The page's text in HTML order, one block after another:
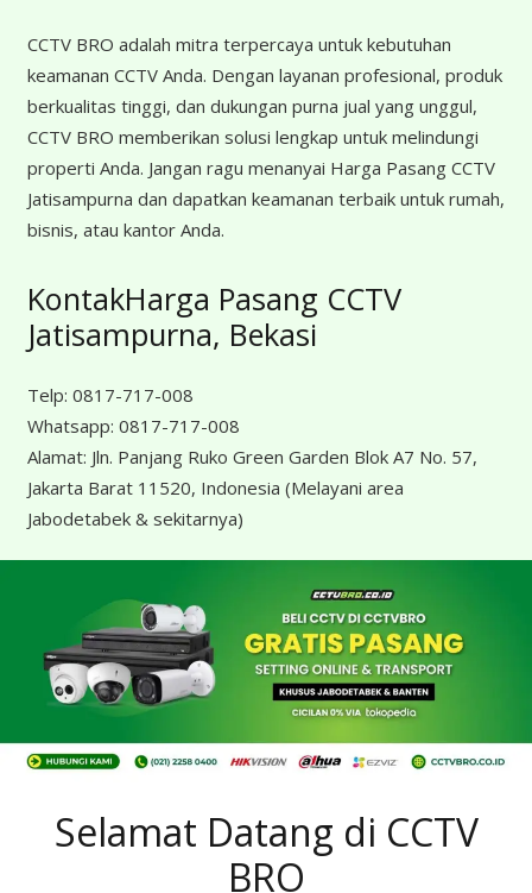
CCTV BRO adalah mitra terpercaya untuk kebutuhan
keamanan CCTV Anda. Dengan layanan profesional, produk
berkualitas tinggi, dan dukungan purna jual yang unggul,
CCTV BRO memberikan solusi lengkap untuk melindungi
properti Anda. Jangan ragu menanyai Harga Pasang CCTV
Jatisampurna dan dapatkan keamanan terbaik untuk rumah,
bisnis, atau kantor Anda.
KontakHarga Pasang CCTV
Jatisampurna, Bekasi
Telp: 0817-717-008
Whatsapp: 0817-717-008
Alamat: Jln. Panjang Ruko Green Garden Blok A7 No. 57,
Jakarta Barat 11520, Indonesia (Melayani area
Jabodetabek & sekitarnya)
Selamat Datang di CCTV
BRO